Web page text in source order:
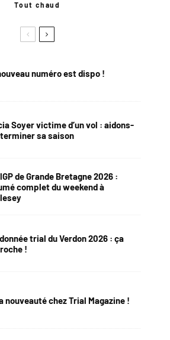
Tout chaud
numéro est dispo !
Soyer victime d’un vol : aidons-
sa saison
de Grande Bretagne 2026 :
complet du weekend à
trial du Verdon 2026 : ça
!
nouveauté chez Trial Magazine !